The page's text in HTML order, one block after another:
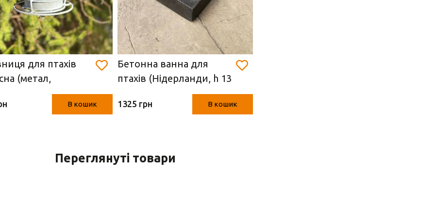
для птахів
(метал,
h 18/25*15.5
В кошик
Бетонна ванна для
птахів (Нідерланди, h 13
1325 грн В кошик
Переглянуті товари